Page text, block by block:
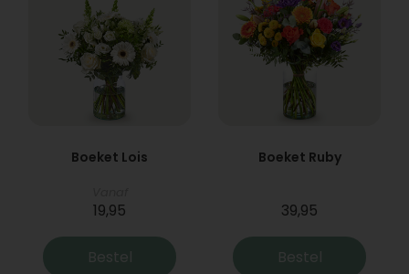
Boeket Lois
19,95
Bestel
Boeket Ruby
39,95
Bestel